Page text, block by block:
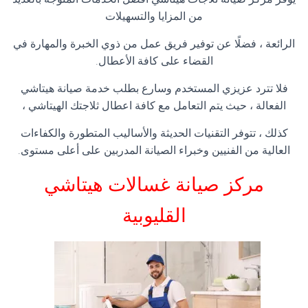
من المزايا والتسهيلات
الرائعة ، فضلًا عن توفير فريق عمل من ذوي الخبرة والمهارة في
القضاء على كافة الأعطال.
فلا تترد عزيزي المستخدم وسارع بطلب خدمة صيانة هيتاشي
الفعالة ، حيث يتم التعامل مع كافة اعطال ثلاجتك الهيتاشي ،
كذلك ، تتوفر التقنيات الحديثة والأساليب المتطورة والكفاءات
العالية من الفنيين وخبراء الصيانة المدربين على أعلى مستوى.
مركز صيانة غسالات هيتاشي
القليوبية